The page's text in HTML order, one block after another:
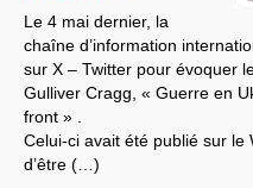
Le 4 mai dernier, la
chaîne d’information
sur X – Twitter pour évoquer
Gulliver Cragg, « Guerre en
front » .
Celui-ci avait été publié sur
d’être (…)